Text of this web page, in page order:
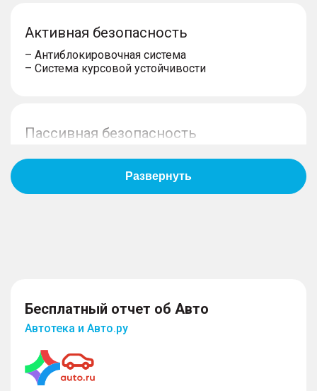
Активная безопасность
– Антиблокировочная система
– Система курсовой устойчивости
Пассивная безопасность
– Подушки безопасности пассажира
– Боковые передние подушки безопасности
Помощь при вождении
– Бортовой компьютер
– Круиз-контроль
Бесплатный отчет об Авто
Автотека и Авто.ру